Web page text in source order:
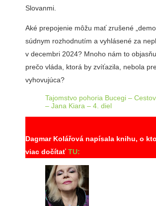
Slovanmi.
Aké prepojenie môžu mať zrušené
súdnym rozhodnutím a vyhlásené za
v decembri 2024? Mnoho nám to
prečo vláda, ktorá by zvíťazila, nebola
vyhovujúca?
Tajomstvo pohoria Bucegi –
– Jana Kiara – 4. diel
Dagmar Kolářová napísala knihu, o
viac dočítaťTU: